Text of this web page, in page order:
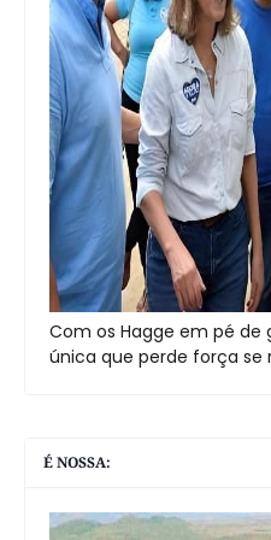
Com os Hagge em pé de
única que perde força se
É NOSSA: